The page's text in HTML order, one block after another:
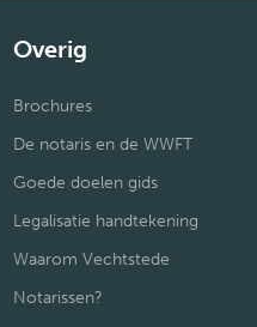
Overig
Brochures
De notaris en de WWFT
Goede doelen gids
Legalisatie handtekening
Waarom Vechtstede
Notarissen?